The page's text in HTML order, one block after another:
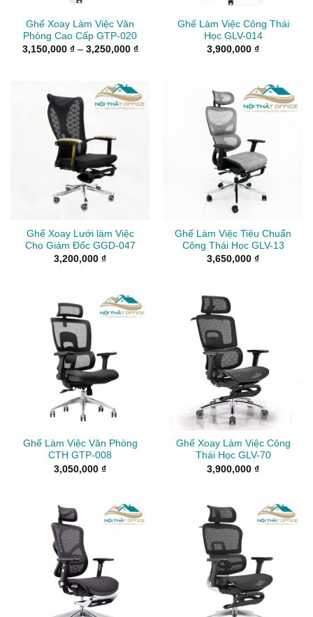
Ghế Xoay Làm Việc Văn
Phòng Cao Cấp GTP-020
3,150,000 ₫ – 3,250,000 ₫Khoảng
3,250,000 ₫
Ghế Làm Việc Công Thái
Học GLV-014
3,900,000 ₫
Ghế Xoay Lưới làm Việc
Cho Giám Đốc GGD-047
3,200,000 ₫
Ghế Làm Việc Tiêu Chuẩn
Công Thái Học GLV-13
3,650,000 ₫
Ghế Làm Việc Văn Phòng
CTH GTP-008
3,050,000 ₫
Ghế Xoay Làm Việc Công
Thái Học GLV-70
3,900,000 ₫